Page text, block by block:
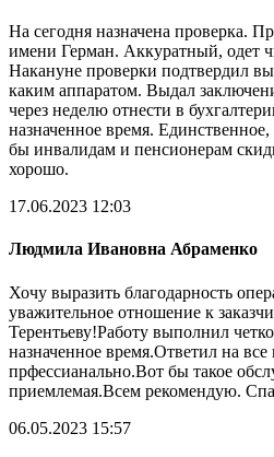
На сегодня назначена проверка.
имени Герман. Аккуратный, одет
Накануне проверки подтвердил
каким аппаратом. Выдал
через неделю отнести в
назначенное время.
бы инвалидам и пенсионерам
хорошо.
17.06.2023 12:03
Людмила Ивановна Абраменко
Хочу выразить благодарность
уважительное отношение к
Терентьеву!Работу выполнил
назначенное время.Ответил на
прфессианально.Вот бы такое
приемлемая.Всем рекомендую.
06.05.2023 15:57